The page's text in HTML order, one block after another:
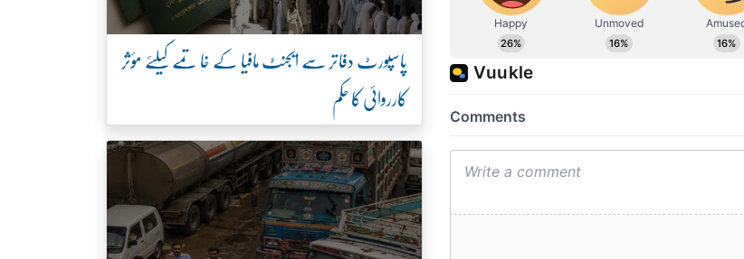
پاسپورٹ دفاتر سے ایجنٹ مافیا کے خاتمے کیلئے مؤثر
کارروائی کا حکم